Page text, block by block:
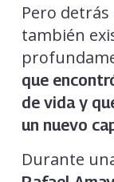
Pero detrás
también
que
de vida y
un nuevo
Durante